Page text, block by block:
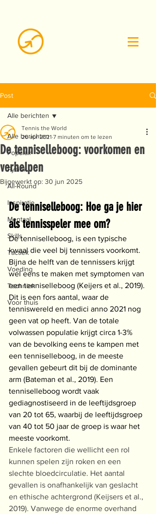
Post
Alle berichten
Populair
Fysiek
All-Round
Inspiratie
Mentaal
Skills
Tactiek
Voeding
Techniek
Voor thuis
Alle berichten
De tenniselleboog: voorkomen en
verhelpen
Tennis the World
26 apr 2021 7 minuten om te lezen
Bijgewerkt op: 30 jun 2025
De tenniselleboog: Hoe ga je hier
als tennisspeler mee om?
De tenniselleboog, is een typische
kwaal die veel bij tennissers voorkomt.
Bijna de helft van de tennissers krijgt
wel eens te maken met symptomen van
een tenniselleboog (Keijers et al., 2019).
Dit is een fors aantal, waar de
tenniswereld en medici anno 2021 nog
geen vat op heeft. Van de totale
volwassen populatie krijgt circa 1-3%
van de bevolking eens te kampen met
een tenniselleboog, in de meeste
gevallen gebeurt dit bij de dominante
arm (Bateman et al., 2019). Een
tenniselleboog wordt vaak
gediagnostiseerd in de leeftijdsgroep
van 20 tot 65, waarbij de leeftijdsgroep
van 40 tot 50 jaar de groep is waar het
meeste voorkomt.
Enkele factoren die wellicht een rol
kunnen spelen zijn roken en een
slechte bloedcirculatie. Het aantal
gevallen is onafhankelijk van geslacht
en ethische achtergrond (Keijsers et al.,
2019). Vanwege de enorme overhand